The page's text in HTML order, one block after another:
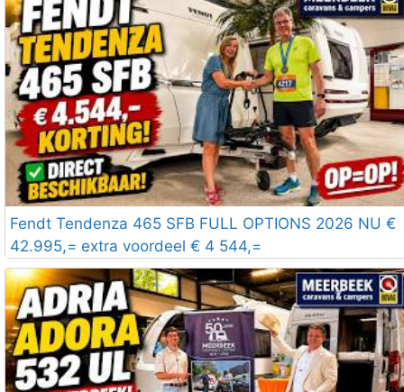
Fendt Tendenza 465 SFB FULL OPTIONS 2026 NU €
42.995,= extra voordeel € 4 544,=